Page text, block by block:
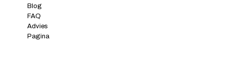
Blog
FAQ
Advies
Pagina